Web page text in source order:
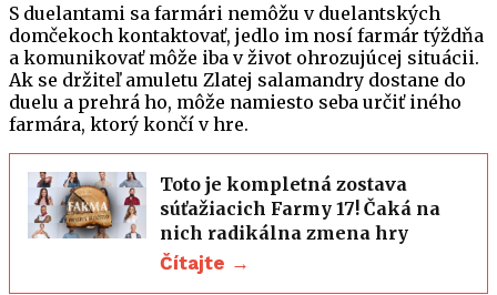
S duelantami sa farmári nemôžu v duelantských
domčekoch kontaktovať, jedlo im nosí farmár týždňa
a komunikovať môže iba v život ohrozujúcej situácii.
Ak se držiteľ amuletu Zlatej salamandry dostane do
duelu a prehrá ho, môže namiesto seba určiť iného
farmára, ktorý končí v hre.
Toto je kompletná zostava
súťažiacich Farmy 17! Čaká na
nich radikálna zmena hry
Čítajte →